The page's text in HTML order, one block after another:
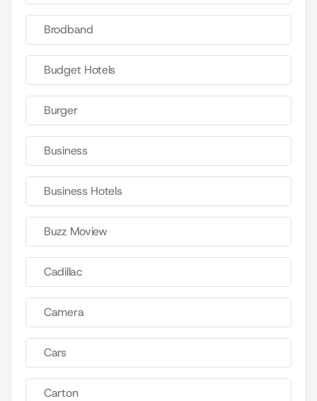
Brodband
Budget Hotels
Burger
Business
Business Hotels
Buzz Moview
Cadillac
Camera
Cars
Carton